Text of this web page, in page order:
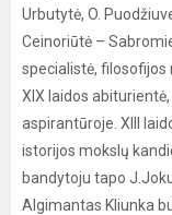
Urbutytė, O.
Ceinoriūtė –
specialistė, filosofijos
XIX laidos
aspirantūroje. XIII
istorijos mokslų
bandytoju tapo
Algimantas Kliunka